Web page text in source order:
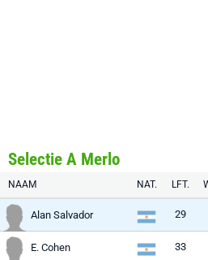
Selectie A Merlo
NAAM NAT. LFT.
Alan Salvador 29
E. Cohen 33